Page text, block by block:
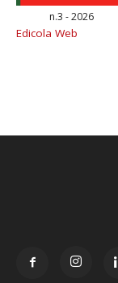
n.3 - 2026
Edicola Web